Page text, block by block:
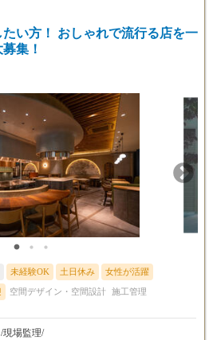
面全般です。 外注でのCADペレーター大
【パート事務】 デザイナーのサポート軽事務作業
い方！ おしゃれで流行る店を一
集！
未経験OK 土日休み 女性が活躍
空間デザイン・空間設計 施工管理
現場監理/